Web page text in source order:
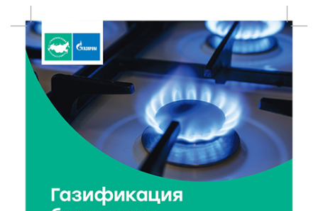
Тверские экологи сняли на видео медвежий обед
8 Авг 2026 14:14 314
Виталий Королев запустил веловолну на Волге в
Калязине
8 Авг 2026 13:37 523
Чем удивит X Международный фестиваль «Калитка»